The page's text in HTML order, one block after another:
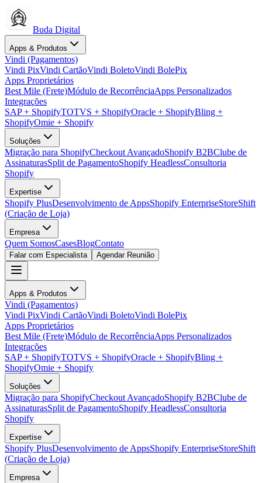
Buda Digital
Apps & Produtos
Vindi (Pagamentos)
Vindi PixVindi CartãoVindi BoletoVindi BolePix
Apps Proprietários
Best Mile (Frete)Módulo de RecorrênciaApps Personalizados
Integrações
SAP + ShopifyTOTVS + ShopifyOracle + ShopifyBling +
ShopifyOmie + Shopify
Soluções
Migração para ShopifyCheckout AvançadoShopify B2BClube de
AssinaturasSplit de PagamentoShopify HeadlessConsultoria
Shopify
Expertise
Shopify PlusDesenvolvimento de AppsShopify EnterpriseStoreShift
(Criação de Loja)
Empresa
Quem SomosCasesBlogContato
Falar com Especialista Agendar Reunião
Apps & Produtos
Vindi (Pagamentos)
Vindi PixVindi CartãoVindi BoletoVindi BolePix
Apps Proprietários
Best Mile (Frete)Módulo de RecorrênciaApps Personalizados
Integrações
SAP + ShopifyTOTVS + ShopifyOracle + ShopifyBling +
ShopifyOmie + Shopify
Soluções
Migração para ShopifyCheckout AvançadoShopify B2BClube de
AssinaturasSplit de PagamentoShopify HeadlessConsultoria
Shopify
Expertise
Shopify PlusDesenvolvimento de AppsShopify EnterpriseStoreShift
(Criação de Loja)
Empresa